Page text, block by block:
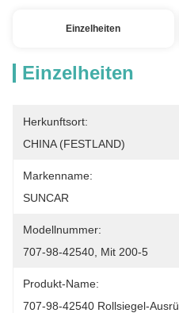
Einzelheiten
Einzelheiten
Herkunftsort:
CHINA (FESTLAND)
Markenname:
SUNCAR
Modellnummer:
707-98-42540, Mit 200-5
Produkt-Name:
707-98-42540 Rollsiegel-